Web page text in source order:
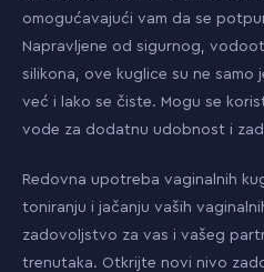
omogućavajući vam da se
Napravljene od sigurnog,
silikona, ove kuglice su ne samo
već i lako se čiste. Mogu se
vode za dodatnu udobnost i
Redovna upotreba vaginalnih
toniranju i jačanju vaših
zadovoljstvo za vas i vašeg
trenutaka. Otkrijte novi nivo